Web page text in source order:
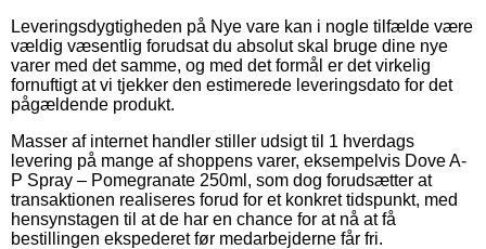
Leveringsdygtigheden på Nye vare kan i nogle tilfælde være
vældig væsentlig forudsat du absolut skal bruge dine nye
varer med det samme, og med det formål er det virkelig
fornuftigt at vi tjekker den estimerede leveringsdato for det
pågældende produkt.
Masser af internet handler stiller udsigt til 1 hverdags
levering på mange af shoppens varer, eksempelvis Dove A-
P Spray – Pomegranate 250ml, som dog forudsætter at
transaktionen realiseres forud for et konkret tidspunkt, med
hensynstagen til at de har en chance for at nå at få
bestillingen ekspederet før medarbejderne får fri.